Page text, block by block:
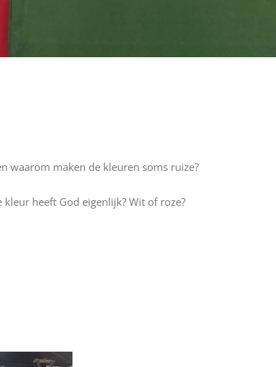
waarom maken de kleuren soms ruize?
heeft God eigenlijk? Wit of roze?